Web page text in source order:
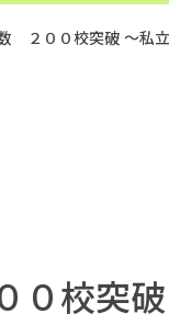
２００校突破 ～私
校突破